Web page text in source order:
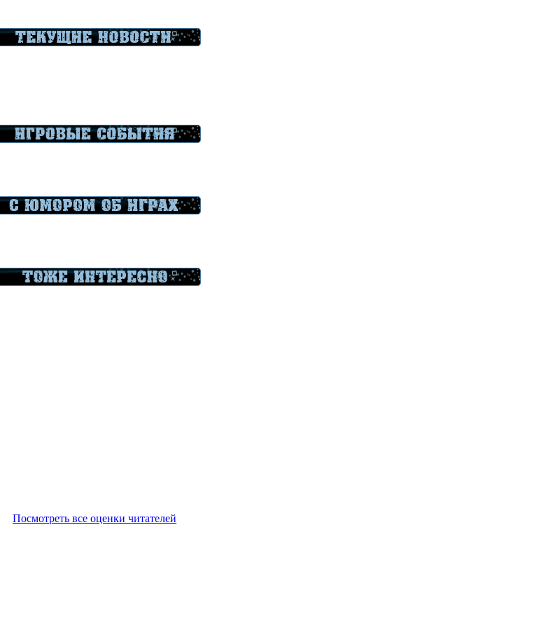
Посмотреть все оценки читателей